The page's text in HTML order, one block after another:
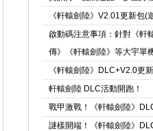
《軒轅劍陸》V2.01更新包
啟動碼注意事項：針對《軒
傳》《軒轅劍陸》等大宇單
《軒轅劍陸》DLC+V2.0更
軒轅劍陸 DLC活動開跑！
戰甲激戰！《軒轅劍陸》
謎樣開端！《軒轅劍陸》